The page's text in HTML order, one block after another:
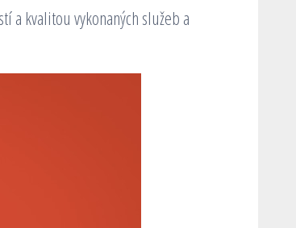
a kvalitou vykonaných služeb a